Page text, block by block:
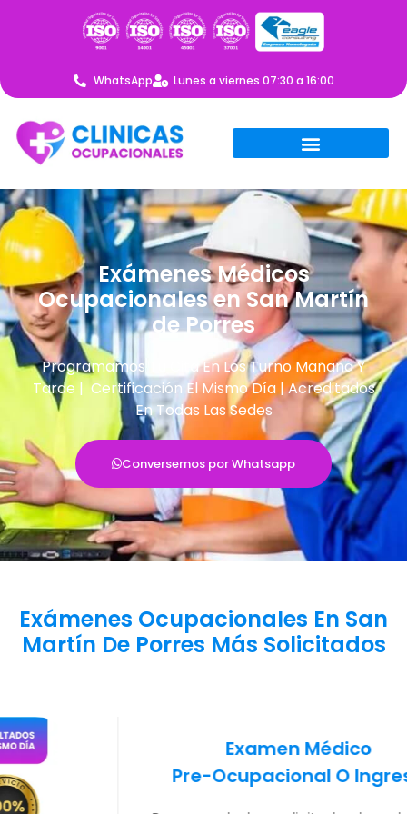
WhatsApp Lunes a viernes 07:30 a 16:00
Exámenes Médicos
Ocupacionales en San Martín
de Porres
Programamos Tu Cita En Los Turno Mañana Y
Tarde | Certificación El Mismo Día | Acreditados
En Todas Las Sedes
Conversemos por Whatsapp
Exámenes Ocupacionales En San
Martín De Porres Más Solicitados